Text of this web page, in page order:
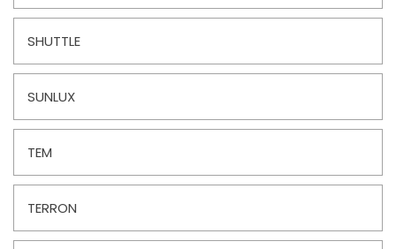
SHUTTLE
SUNLUX
TEM
TERRON